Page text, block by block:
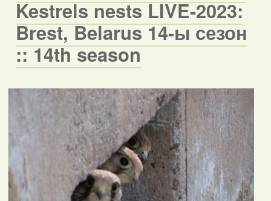
Kestrels nests LIVE-2023:
Brest, Belarus 14-ы сезон
:: 14th season